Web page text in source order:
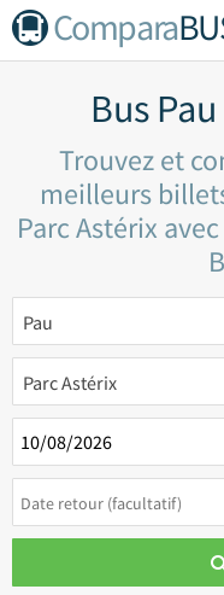
Compara
Bus
Trouvez et
meilleurs
Parc Astérix
Pau
Parc Astérix